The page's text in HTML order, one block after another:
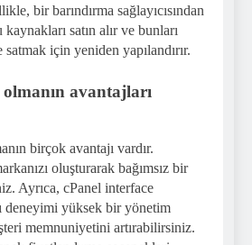
bir barındırma sağlayıcısından
satın alır ve bunları
için yeniden yapılandırır.
avantajları
birçok avantajı vardır.
oluşturarak bağımsız bir
Ayrıca, cPanel interface
deneyimi yüksek bir yönetim
memnuniyetini artırabilirsiniz.